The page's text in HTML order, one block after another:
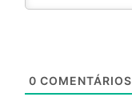
0 COMENTÁRIOS